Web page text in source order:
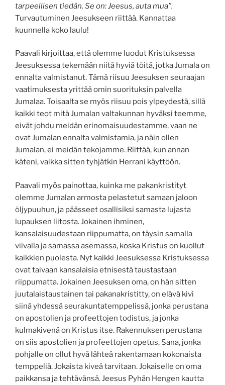
tarpeellisen tiedän. Se on: Jeesus, auta mua”.
Turvautuminen Jeesukseen riittää. Kannattaa
kuunnella koko laulu!
Paavali kirjoittaa, että olemme luodut Kristuksessa
Jeesuksessa tekemään niitä hyviä töitä, jotka Jumala on
ennalta valmistanut. Tämä riisuu Jeesuksen seuraajan
vaatimuksesta yrittää omin suorituksin palvella
Jumalaa. Toisaalta se myös riisuu pois ylpeydestä, sillä
kaikki teot mitä Jumalan valtakunnan hyväksi teemme,
eivät johdu meidän erinomaisuudestamme, vaan ne
ovat Jumalan ennalta valmistamia, ja näin ollen
Jumalan, ei meidän tekojamme. Riittää, kun annan
käteni, vaikka sitten tyhjätkin Herrani käyttöön.
Paavali myös painottaa, kuinka me pakankristityt
olemme Jumalan armosta pelastetut samaan jaloon
öljypuuhun, ja päässeet osallisiksi samasta lujasta
lupauksen liitosta. Jokainen ihminen,
kansalaisuudestaan riippumatta, on täysin samalla
viivalla ja samassa asemassa, koska Kristus on kuollut
kaikkien puolesta. Nyt kaikki Jeesuksessa Kristuksessa
ovat taivaan kansalaisia etnisestä taustastaan
riippumatta. Jokainen Jeesuksen oma, on hän sitten
juutalaistaustainen tai pakanakristitty, on elävä kivi
siinä yhdessä seurakuntatemppelissä, jonka perustana
on apostolien ja profeettojen todistus, ja jonka
kulmakivenä on Kristus itse. Rakennuksen perustana
on siis apostolien ja profeettojen opetus, Sana, jonka
pohjalle on ollut hyvä lähteä rakentamaan kokonaista
temppeliä. Jokaista kiveä tarvitaan. Jokaiselle on oma
paikkansa ja tehtävänsä. Jeesus Pyhän Hengen kautta